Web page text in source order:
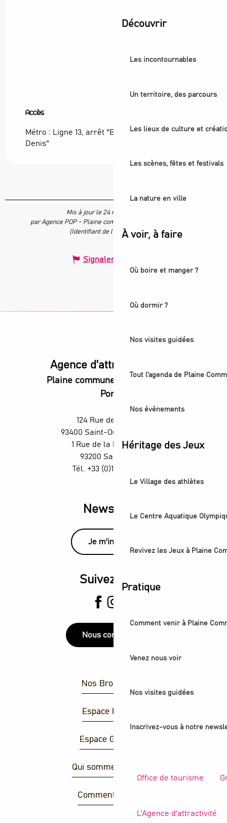
Découvrir
Les incontournables
Un territoire, des parcours
Les lieux de culture et
Les scènes, fêtes et festivals
La nature en ville
À voir, à faire
Où boire et manger ?
Où dormir ?
Nos visites guidées
Tout l'agenda de Plaine
Nos événements
Héritage des Jeux
Le Village des athlètes
Le Centre Aquatique
Revivez les Jeux à Plaine
Pratique
Comment venir à Plaine
Venez nous voir
Nos visites guidées
Inscrivez-vous à notre
Office de tourisme
L'Agence d'attractivité
Accès
Accès
Métro : Ligne 13, arrêt "Basilique de Saint-
Denis"
Mis à jour le 24 mars 2026 à 11:57
par Agence POP – Plaine commune vous Ouvre ses Portes
(Identifiant de l'offre :7665949)
Signaler une erreur
Agence d'attractivité POP
Plaine commune vous Ouvre ses
Portes
124 Rue des Rosiers,
93400 Saint-Ouen-sur-Seine
1 Rue de la République,
93200 Saint-Denis
Tél. +33 (0)1 55 870 870
Newsletter
Je m'inscris
Suivez-nous
Nous contacter
Nos Brochures
Espace Presse
Espace Groupes
Qui sommes-nous ?
Comment venir ?